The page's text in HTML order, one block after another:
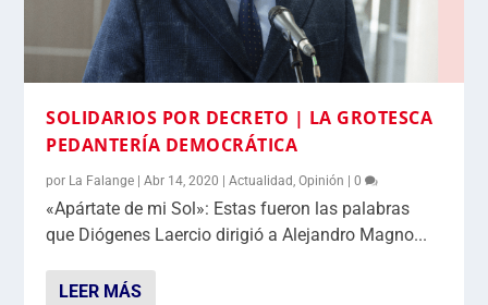
SOLIDARIOS POR DECRETO | LA GROTESCA
PEDANTERÍA DEMOCRÁTICA
por La Falange |Abr 14, 2020 |Actualidad ,Opinión |0
«Apártate de mi Sol»: Estas fueron las palabras
que Diógenes Laercio dirigió a Alejandro Magno...
LEER MÁS